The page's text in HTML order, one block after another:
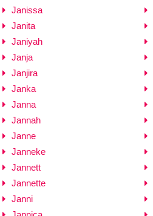
Janissa
Janita
Janiyah
Janja
Janjira
Janka
Janna
Jannah
Janne
Janneke
Jannett
Jannette
Janni